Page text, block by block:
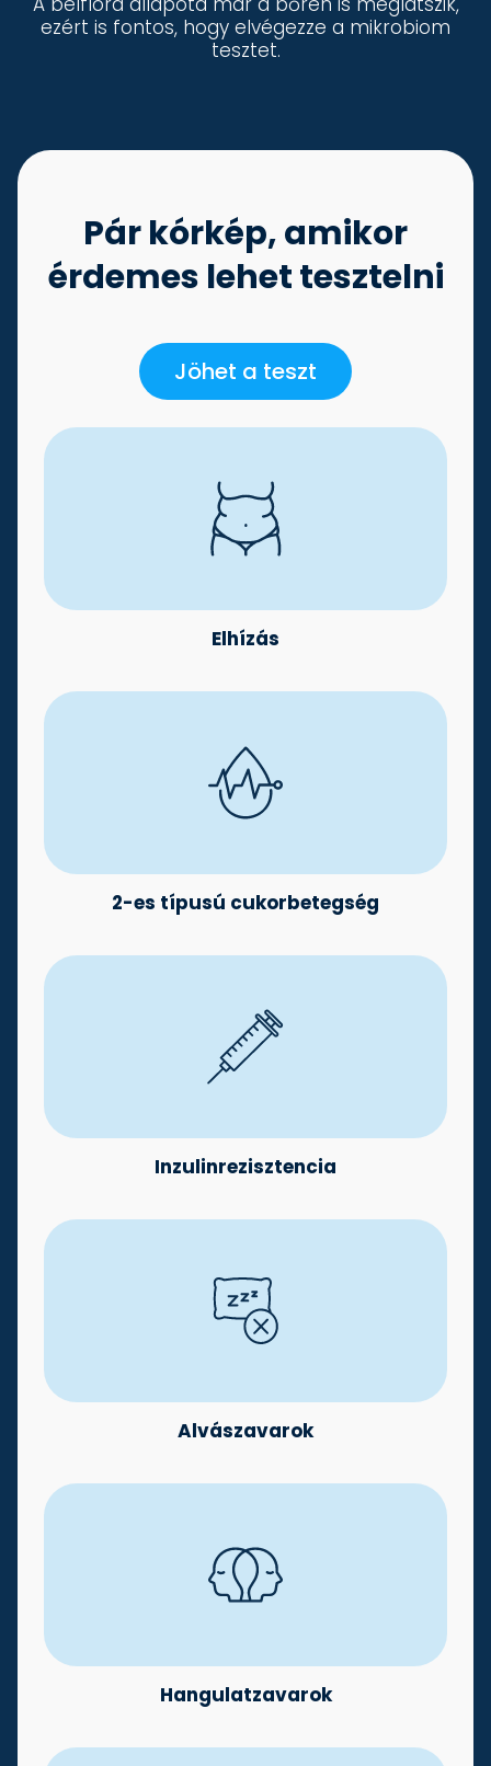
ezért is fontos, hogy elvégezze a mikrobiom
tesztet.
Pár kórkép, amikor
érdemes lehet tesztelni
Jöhet a teszt
Elhízás
2-es típusú cukorbetegség
Inzulinrezisztencia
Alvászavarok
Hangulatzavarok